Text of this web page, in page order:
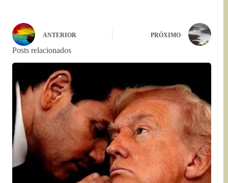
ANTERIOR PRÓXIMO
Posts relacionados